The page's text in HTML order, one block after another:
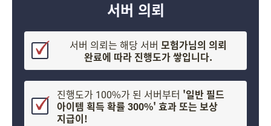
서버 의뢰
서버 의뢰는 해당 서버 모험가님의 의뢰
완료에 따라 진행도가 쌓입니다.
진행도가 100%가 된 서버부터 '일반 필드
아이템 획득 확률 300%' 효과 또는 보상
지급이!